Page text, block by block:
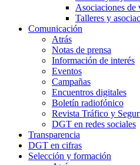
Asociaciones de
Talleres y
Comunicación
Atrás
Notas de prensa
Información de interés
Eventos
Campañas
Encuentros digitales
Boletín radiofónico
Revista Tráfico y
DGT en redes sociales
Transparencia
DGT en cifras
Selección y formación